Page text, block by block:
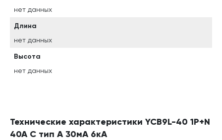
нет данных
Длина
нет данных
Высота
нет данных
Технические характеристики YCB9L-40 1P+N
40A C тип A 30мА 6кА